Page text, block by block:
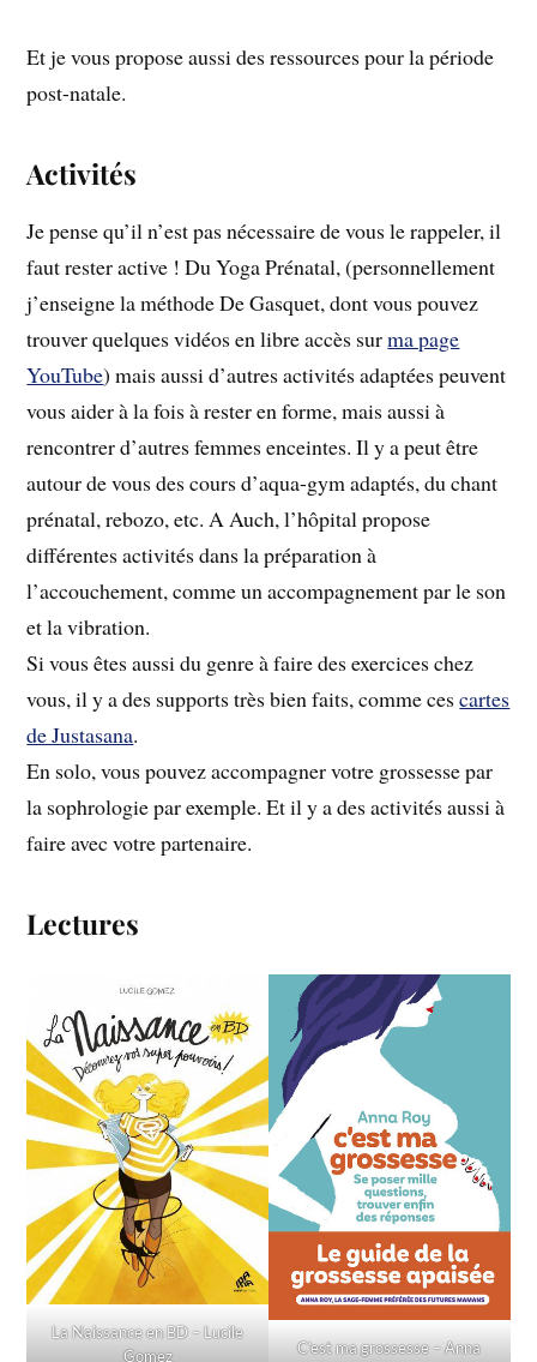
Et je vous propose aussi des ressources pour la période
post-natale.
Activités
Je pense qu’il n’est pas nécessaire de vous le rappeler, il
faut rester active ! Du Yoga Prénatal, (personnellement
j’enseigne la méthode De Gasquet, dont vous pouvez
trouver quelques vidéos en libre accès surma page
YouTube) mais aussi d’autres activités adaptées peuvent
vous aider à la fois à rester en forme, mais aussi à
rencontrer d’autres femmes enceintes. Il y a peut être
autour de vous des cours d’aqua-gym adaptés, du chant
prénatal, rebozo, etc. A Auch, l’hôpital propose
différentes activités dans la préparation à
l’accouchement, comme un accompagnement par le son
et la vibration.
Si vous êtes aussi du genre à faire des exercices chez
vous, il y a des supports très bien faits, comme cescartes
de Justasana.
En solo, vous pouvez accompagner votre grossesse par
la sophrologie par exemple. Et il y a des activités aussi à
faire avec votre partenaire.
Lectures
La Naissance en BD – Lucile
Gomez
C’est ma grossesse – Anna